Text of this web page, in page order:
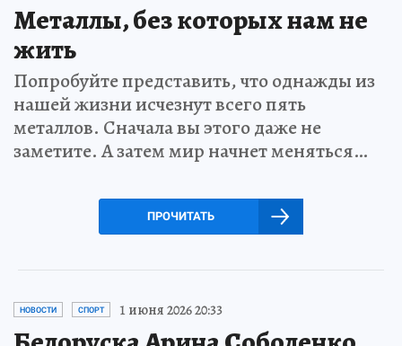
Металлы, без которых нам не
жить
Попробуйте представить, что однажды из
нашей жизни исчезнут всего пять
металлов. Сначала вы этого даже не
заметите. А затем мир начнет меняться…
ПРОЧИТАТЬ
НОВОСТИ СПОРТ 1 июня 2026 20:33